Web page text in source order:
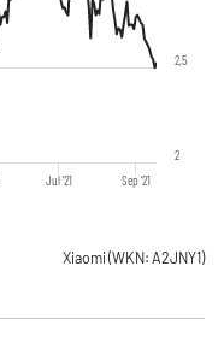
Jul '21 Sep '21
2
2,5
Xiaomi(WKN: A2JNY1)